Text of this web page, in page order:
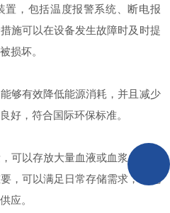
，包括温度报警系统、断电报
施可以在设备发生故障时及时提
损坏。
有效降低能源消耗，并且减少
好，符合国际环保标准。
以存放大量血液或血浆。这对
，可以满足日常存储需求，也能
应。